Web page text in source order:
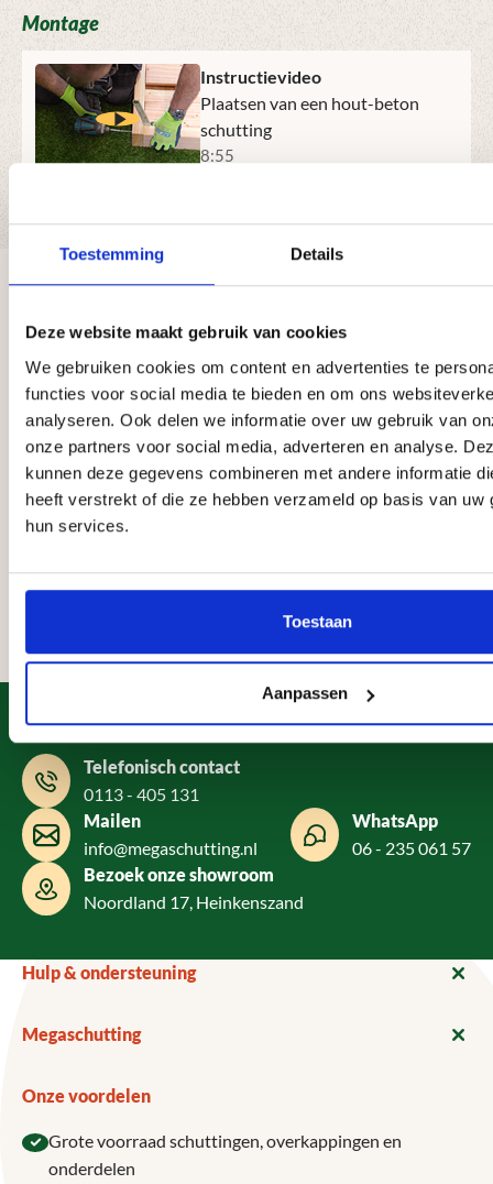
Toestemming Details
Deze website maakt gebruik van cookies
We gebruiken cookies om content en advertenties te
functies voor social media te bieden en om ons
analyseren. Ook delen we informatie over uw gebruik van
onze partners voor social media, adverteren en analyse.
kunnen deze gegevens combineren met andere informatie
heeft verstrekt of die ze hebben verzameld op basis van uw
hun services.
Toestaan
Aanpassen
Montage
Instructievideo
Plaatsen van een hout-beton
schutting
8:55
Download montagehandleiding
Ervaringen van onze klanten
Zeer tevreden! Vriendelijke
medewerkers die met je meedenken in
oplossingen. Snelle en keurige
levering!
Rianne Sintmaartensdijk, Bruinisse
Ik ben zeer tevreden over mijn
bestelling bij Megaschutting. Alles is
perfect verlopen — van het bestellen
tot aan de levering en de montage. De
monteur was een echte professional:
vriendelijk, werkt snel, netjes en met
uitstekende service! Aanrader!
31 december 2025
Wij zijn zeer tevreden over de
geplaatste schutting door Mega-
schutting. Deze mensen werken
vakkundig, netjes en zijn super
vriendelijk. Zeker een aanrader
diegene die een mooie schutting
Corry van Wonderen, Alkmaar
18 december 2025
Alleen maar
vaklui die na
omstandigheden de
schutting hebben
aanbevelen aan
Ciska Koole,
27 november 2025
Wij zijn
begin tot
gezet.
keurig te
Van
Heeft u een vraag?
Telefonisch contact
0113 - 405 131
Mailen
info@megaschutting.nl
WhatsApp
06 - 235 061 57
Bezoek onze showroom
Noordland 17, Heinkenszand
Hulp & ondersteuning
Megaschutting
Onze voordelen
Grote voorraad schuttingen, overkappingen en
onderdelen